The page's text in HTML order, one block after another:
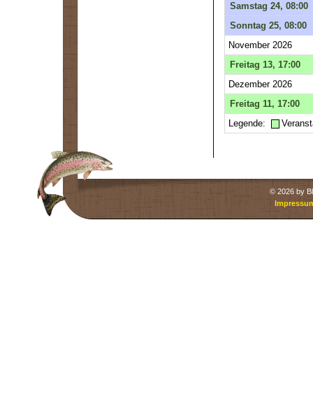
Legende:
Samstag 24, 08:00
Sonntag 25, 08:00
November 2026
Freitag 13, 17:00
Dezember 2026
Freitag 11, 17:00
© 2026 by